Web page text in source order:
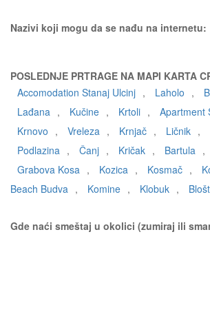
Nazivi koji mogu da se nađu na internetu:
POSLEDNJE PRTRAGE NA MAPI KARTA
Accomodation Stanaj Ulcinj , Laholo ,
Lađana , Kučine , Krtoli , Apartment
Krnovo , Vreleza , Krnjač , Ličnik ,
Podlazina , Čanj , Kričak , Bartula ,
Grabova Kosa , Kozica , Kosmač ,
Beach Budva , Komine , Klobuk ,
Gde naći smeštaj u okolici (zumiraj ili